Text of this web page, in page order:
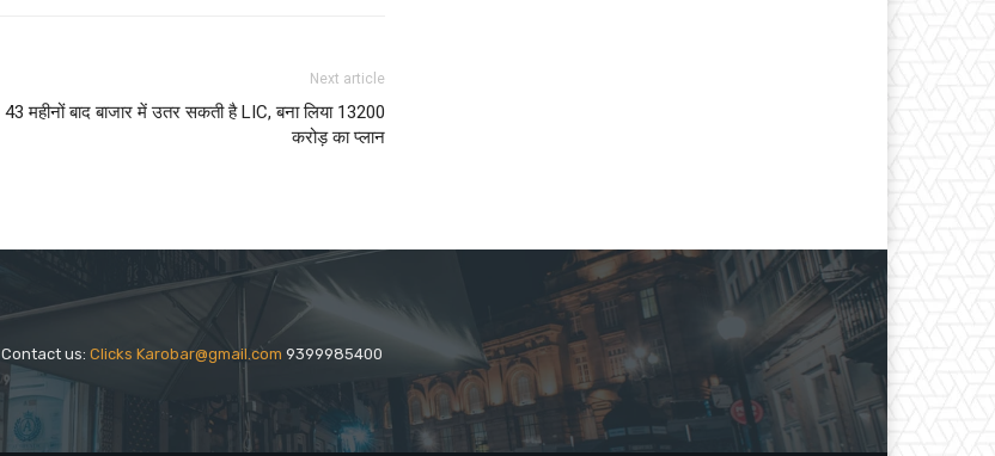
Next article
43 महीनों बाद बाजार में उतर सकती है LIC, बना लिया 13200
करोड़ का प्लान
Contact us: Clicks Karobar@gmail.com 9399985400